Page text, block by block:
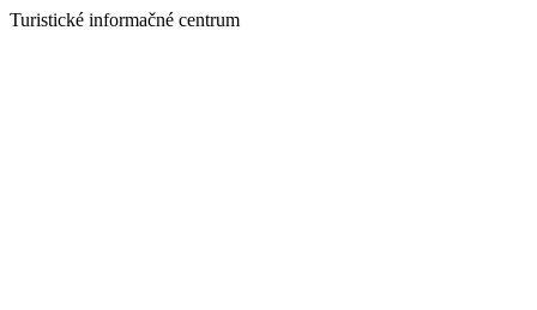
Turistické informačné centrum